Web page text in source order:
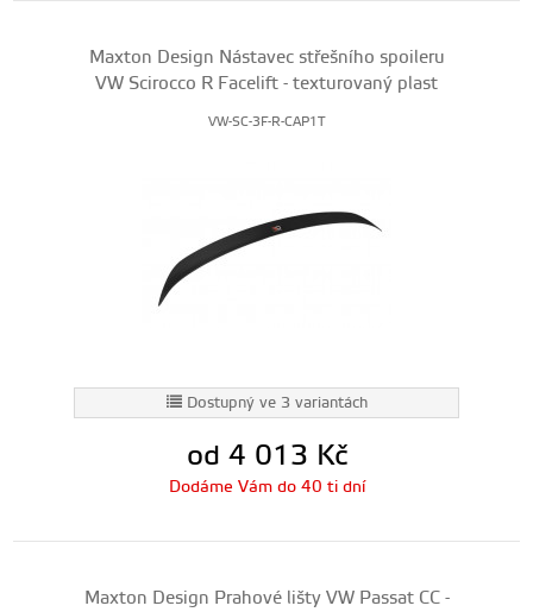
Maxton Design Nástavec střešního spoileru
VW Scirocco R Facelift - texturovaný plast
VW-SC-3F-R-CAP1T
Dostupný ve 3 variantách
od 4 013 Kč
Dodáme Vám do 40 ti dní
Maxton Design Prahové lišty VW Passat CC -